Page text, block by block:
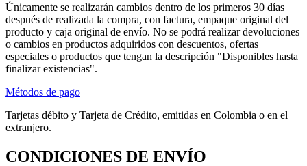
Únicamente se realizarán cambios dentro de los primeros 30 días
después de realizada la compra, con factura, empaque original del
producto y caja original de envío. No se podrá realizar devoluciones
o cambios en productos adquiridos con descuentos, ofertas
especiales o productos que tengan la descripción "Disponibles hasta
finalizar existencias".
Métodos de pago
Tarjetas débito y Tarjeta de Crédito, emitidas en Colombia o en el
extranjero.
CONDICIONES DE ENVÍO